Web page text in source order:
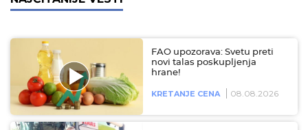
FAO upozorava: Svetu preti
novi talas poskupljenja
hrane!
KRETANJE CENA 08.08.2026